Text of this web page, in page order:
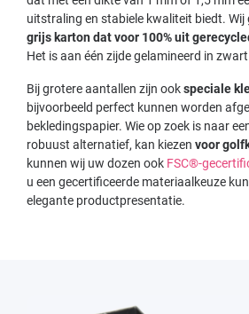
uitstraling en stabiele kwaliteit biedt. Wij
grijs karton dat voor 100% uit
Het is aan één zijde gelamineerd in
Bij grotere aantallen zijn ookspeciale
bijvoorbeeld perfect kunnen worden
bekledingspapier. Wie op zoek is naar
robuust alternatief, kan kiezen voor
kunnen wij uw dozen ook FSC®-
u een gecertificeerde materiaalkeuze
elegante productpresentatie.